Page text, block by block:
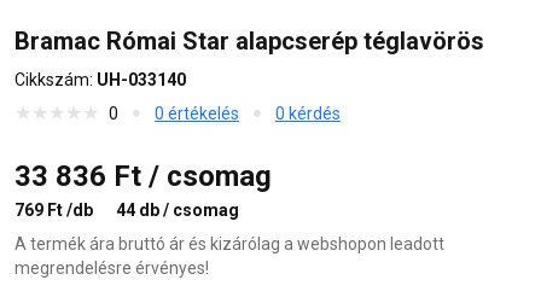
Bramac Római Star alapcserép téglavörös
Cikkszám: UH-033140
0
0 értékelés 0 kérdés
33 836 Ft / csomag
769 Ft /db
44 db / csomag
A termék ára bruttó ár és kizárólag a webshopon leadott
megrendelésre érvényes!